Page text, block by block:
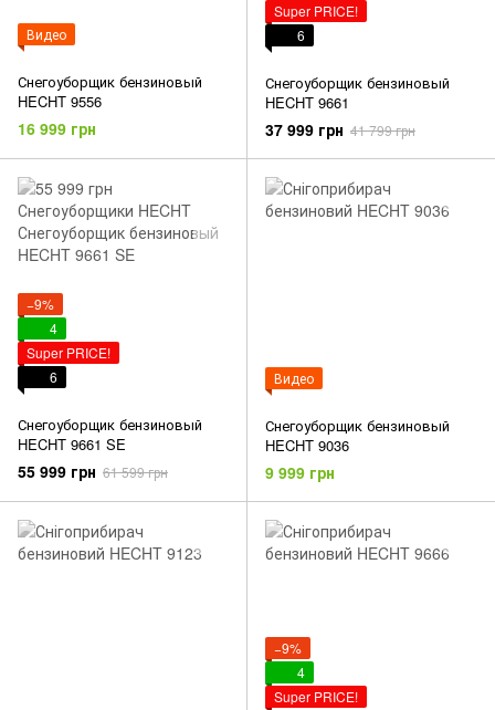
Видео
Снегоуборщик бензиновый
HECHT 9556
16 999 грн
Super PRICE!
6
Снегоуборщик бензиновый
HECHT 9661
37 999 грн 41 799 грн
−9%
4
Super PRICE!
6
Снегоуборщик бензиновый
HECHT 9661 SE
55 999 грн 61 599 грн
Видео
Снегоуборщик бензиновый
HECHT 9036
9 999 грн
−9%
4
Super PRICE!